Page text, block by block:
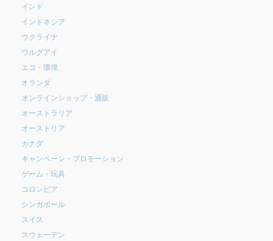
インド
インドネシア
ウクライナ
ウルグアイ
エコ・環境
オランダ
オンラインショップ・通販
オーストラリア
オーストリア
カナダ
キャンペーン・プロモーション
ゲーム・玩具
コロンビア
シンガポール
スイス
スウェーデン